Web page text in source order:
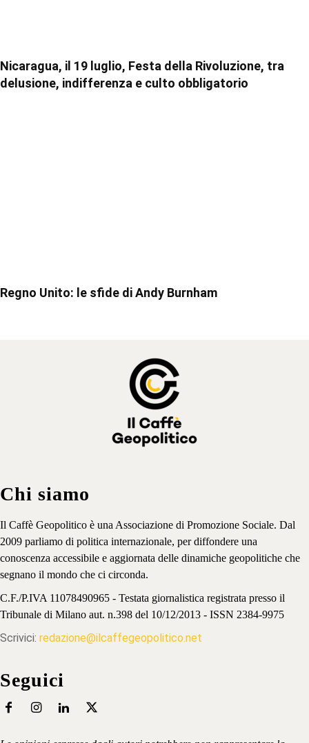
Nicaragua, il 19 luglio, Festa della Rivoluzione, tra
delusione, indifferenza e culto obbligatorio
Regno Unito: le sfide di Andy Burnham
Chi siamo
Il Caffè Geopolitico è una Associazione di Promozione Sociale. Dal
2009 parliamo di politica internazionale, per diffondere una
conoscenza accessibile e aggiornata delle dinamiche geopolitiche che
segnano il mondo che ci circonda.
C.F./P.IVA 11078490965 - Testata giornalistica registrata presso il
Tribunale di Milano aut. n.398 del 10/12/2013 - ISSN 2384-9975
Scrivici: redazione@ilcaffegeopolitico.net
Seguici